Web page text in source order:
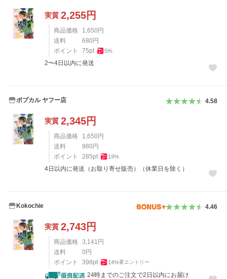
実質 2,255円
商品価格 1,650 円
送料
680 円
ポイント
75pt 5%
2〜4日以内に発送
ポプカル ヤフー店 4.58
実質 2,345円
商品価格 1,650 円
送料
980 円
ポイント
285pt 19%
4日以内に発送（お取り寄せ販売）（休業日を除く）
Kokochie 4.46
実質 2,743円
商品価格 3,141 円
送料
0 円
ポイント
398pt 14%要エントリー
24時までのご注文で2日以内にお届け